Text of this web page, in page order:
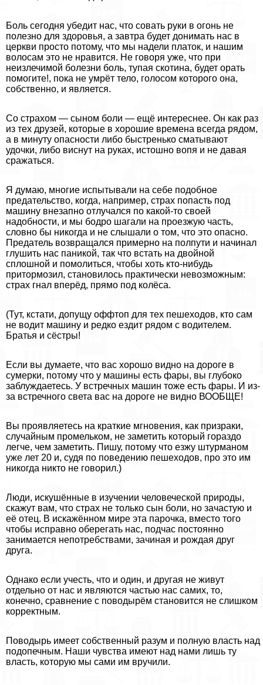
Боль сегодня убедит нас, что совать руки в огонь не
полезно для здоровья, а завтра будет донимать нас в
церкви просто потому, что мы надели платок, и нашим
волосам это не нравится. Не говоря уже, что при
неизлечимой болезни боль, тупая скотина, будет орать
помогите!, пока не умрёт тело, голосом которого она,
собственно, и является.
Со страхом — сыном боли — ещё интереснее. Он как раз
из тех друзей, которые в хорошие времена всегда рядом,
а в минуту опасности либо быстренько сматывают
удочки, либо виснут на руках, истошно вопя и не давая
сражаться.
Я думаю, многие испытывали на себе подобное
предательство, когда, например, страх попасть под
машину внезапно отлучался по какой-то своей
надобности, и мы бодро шагали на проезжую часть,
словно бы никогда и не слышали о том, что это опасно.
Предатель возвращался примерно на полпути и начинал
глушить нас паникой, так что встать на двойной
сплошной и помолиться, чтобы хоть кто-нибудь
притормозил, становилось пpaктически невозможным:
страх гнал вперёд, прямо под колёса.
(Тут, кстати, допущу оффтоп для тех пешеходов, кто сам
не водит машину и редко ездит рядом с водителем.
Братья и сёстры!
Если вы думаете, что вас хорошо видно на дороге в
сумерки, потому что у машины есть фары, вы глубоко
заблуждаетесь. У встречных машин тоже есть фары. И из-
за встречного света вас на дороге не видно ВООБЩЕ!
Вы проявляетесь на краткие мгновения, как призpaки,
случайным промельком, не заметить который гораздо
легче, чем заметить. Пишу, потому что езжу штурманом
уже лет 20 и, судя по поведению пешеходов, про это им
никогда никто не говорил.)
Люди, искушённые в изучении человеческой природы,
скажут вам, что страх не только сын боли, но зачастую и
её отец. В искажённом мире эта парочка, вместо того
чтобы исправно оберегать нас, подчас постоянно
занимается непотребствами, зачиная и рождая друг
друга.
Однако если учесть, что и один, и другая не живут
отдельно от нас и являются частью нас самих, то,
конечно, сравнение с поводырём становится не слишком
корректным.
Поводырь имеет собственный разум и полную власть над
подопечным. Наши чувства имеют над нами лишь ту
власть, которую мы сами им вручили.